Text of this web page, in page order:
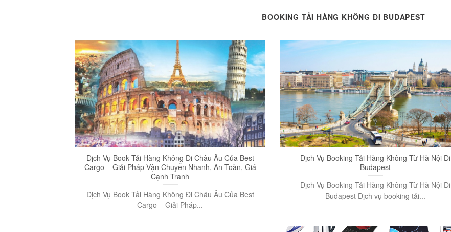
BOOKING TẢI HÀNG KHÔNG ĐI BUDAPEST
Dịch Vụ Book Tải Hàng Không Đi Châu Âu Của Best
Cargo – Giải Pháp Vận Chuyển Nhanh, An Toàn, Giá
Cạnh Tranh
Dịch Vụ Book Tải Hàng Không Đi Châu Âu Của Best
Cargo – Giải Pháp...
Dịch Vụ Booking Tải Hàng Không Từ Hà Nội Đi
Budapest
Dịch Vụ Booking Tải Hàng Không Từ Hà Nội Đi
Budapest Dịch vụ booking tải...